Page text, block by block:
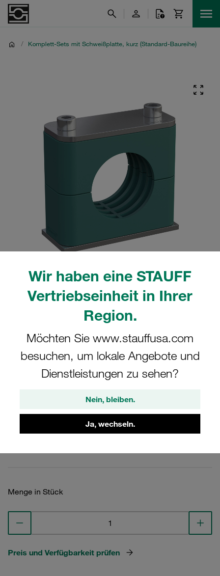
Wir haben eine STAUFF
Vertriebseinheit in Ihrer
Region.
Möchten Sie www.stauffusa.com
besuchen, um lokale Angebote und
Dienstleistungen zu sehen?
Nein, bleiben.
Ja, wechseln.
/ Komplett-Sets mit Schweißplatte, kurz (Standard-Baureihe)
tatsächlichen Produkt abweichen.
Mehr anzeigen
Komplettschelle Standard-Baureihe Gr.
5 Ø32mm Polypropylen W10 gerippt,
mit Vorspannung Anschweißpl., kurz
Deckpl., IS-Schraube
SP-532-PP-DP-IS-M-W10
STAUFF Materialnr. 1110001166
Menge in Stück
Preis und Verfügbarkeit prüfen